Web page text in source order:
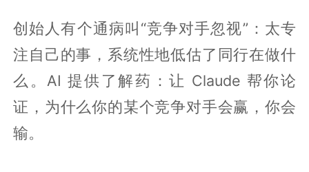
创始人有个通病叫“竞争对手忽视”：太专
注自己的事，系统性地低估了同行在做什
么。AI 提供了解药：让 Claude 帮你论
证，为什么你的某个竞争对手会赢，你会
输。